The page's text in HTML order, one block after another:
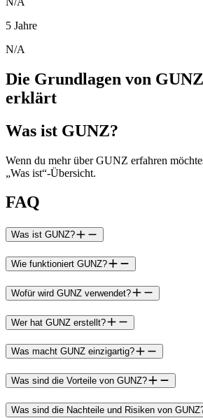
5 Jahre
N/A
Die Grundlagen von
erklärt
Was ist GUNZ?
Wenn du mehr über GUNZ erfahren
„Was ist“-Übersicht.
FAQ
Was ist GUNZ?
Wie funktioniert GUNZ?
Wofür wird GUNZ verwendet?
Wer hat GUNZ erstellt?
Was macht GUNZ einzigartig?
Was sind die Vorteile von GUNZ?
Was sind die Nachteile und Risiken von